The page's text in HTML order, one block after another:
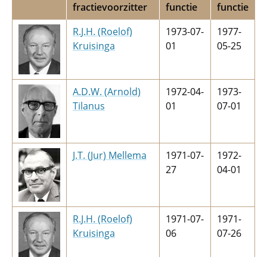
fractievoorzitter
functie
functie
R.J.H. (Roelof)
Kruisinga
1973-07-
01
1977-
05-25
A.D.W. (Arnold)
Tilanus
1972-04-
01
1973-
07-01
J.T. (Jur) Mellema
1971-07-
27
1972-
04-01
R.J.H. (Roelof)
Kruisinga
1971-07-
06
1971-
07-26